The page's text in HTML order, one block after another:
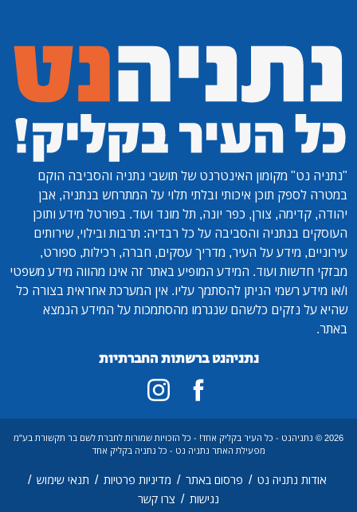
"נתניה נט" מקומון האינטרנט של תושבי נתניה והסביבה הוקם
במטרה לספק תוכן איכותי ובלתי תלוי על המתרחש בנתניה, אבן
יהודה, קדימה, צורן, כפר יונה, תל מונד ועוד. בפורטל מידע ותוכן
העוסקים בנתניה והסביבה על כל רבדיה: תרבות ובילוי, שירותים
עירוניים, מידע על העיר, מדריך עסקים, חברה, רכילות, ספורט,
מבזקי חדשות ועוד. המידע המופיע באתר זה אינו מהווה מידע משפטי
ו/או מידע רשמי הניתן להסתמך עליו. אין המערכת אחראית בצורה כל
שהיא על נזקים כלשהם שנגרמו מהסתמכות על המידע הנמצא
באתר.
נתניהנט ברשתות החברתיות
2026 © נתניהנט - כל העיר בקליק אחד! - כל הזכויות שמורות לחברת לשם בר תקשורת בע"מ
מפעילת האתר נתניה נט - כל נתניה בקליק אחד
אודות נתניה נט / פרסום באתר / מדיניות פרטיות / תנאי שימוש /
נגישות / צרו קשר